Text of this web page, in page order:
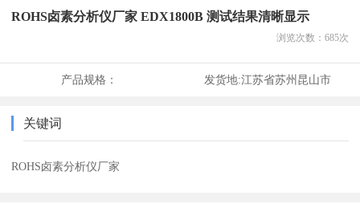
ROHS卤素分析仪厂家 EDX1800B 测试结果清晰显示
浏览次数： 685次
产品规格： 发货地:江苏省苏州昆山市
关键词
ROHS卤素分析仪厂家